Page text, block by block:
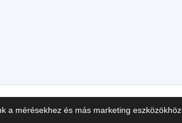
a mérésekhez és más marketing eszközökhöz